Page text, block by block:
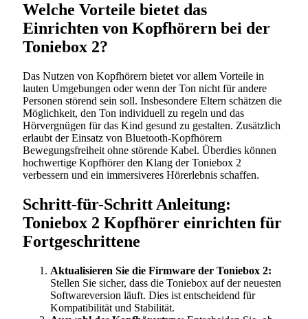
Welche Vorteile bietet das
Einrichten von Kopfhörern bei der
Toniebox 2?
Das Nutzen von Kopfhörern bietet vor allem Vorteile in
lauten Umgebungen oder wenn der Ton nicht für andere
Personen störend sein soll. Insbesondere Eltern schätzen die
Möglichkeit, den Ton individuell zu regeln und das
Hörvergnügen für das Kind gesund zu gestalten. Zusätzlich
erlaubt der Einsatz von Bluetooth-Kopfhörern
Bewegungsfreiheit ohne störende Kabel. Überdies können
hochwertige Kopfhörer den Klang der Toniebox 2
verbessern und ein immersiveres Hörerlebnis schaffen.
Schritt-für-Schritt Anleitung:
Toniebox 2 Kopfhörer einrichten für
Fortgeschrittene
Aktualisieren Sie die Firmware der Toniebox 2:
Stellen Sie sicher, dass die Toniebox auf der neuesten
Softwareversion läuft. Dies ist entscheidend für
Kompatibilität und Stabilität.